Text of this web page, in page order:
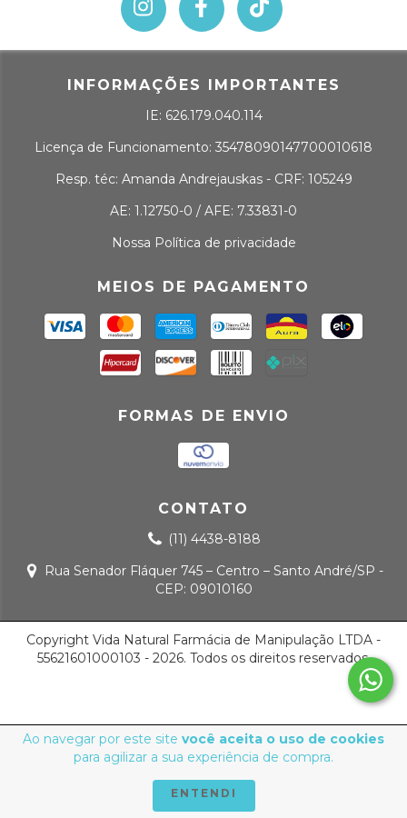
Ao navegar por este site você aceita o uso de cookies
para agilizar a sua experiência de compra.
ENTENDI
INFORMAÇÕES IMPORTANTES
IE: 626.179.040.114
Licença de Funcionamento: 35478090147700010618
Resp. téc: Amanda Andrejauskas - CRF: 105249
AE: 1.12750-0 / AFE: 7.33831-0
Nossa Política de privacidade
MEIOS DE PAGAMENTO
FORMAS DE ENVIO
CONTATO
(11) 4438-8188
Rua Senador Fláquer 745 – Centro – Santo André/SP -
CEP: 09010160
Copyright Vida Natural Farmácia de Manipulação LTDA -
55621601000103 - 2026. Todos os direitos reservados.